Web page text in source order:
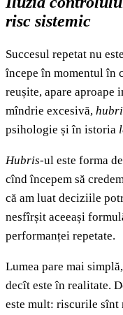
risc sistemic
Succesul repetat nu
începe în momentul în
reușite, apare aproape
mîndrie excesivă,
psihologie și în istoria
Hubris-ul este forma
cînd începem să
că am luat deciziile
nesfîrșit aceeași
performanței repetate.
Lumea pare mai
decît este în realitate.
este mult: riscurile sînt